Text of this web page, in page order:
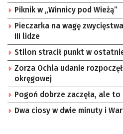
Piknik w „Winnicy pod Wieżą”
Pieczarka na wagę
III lidze
Stilon stracił punkt w
Zorza Ochla udanie
okręgowej
Pogoń dobrze zaczęła, ale
Dwa ciosy w dwie minuty i